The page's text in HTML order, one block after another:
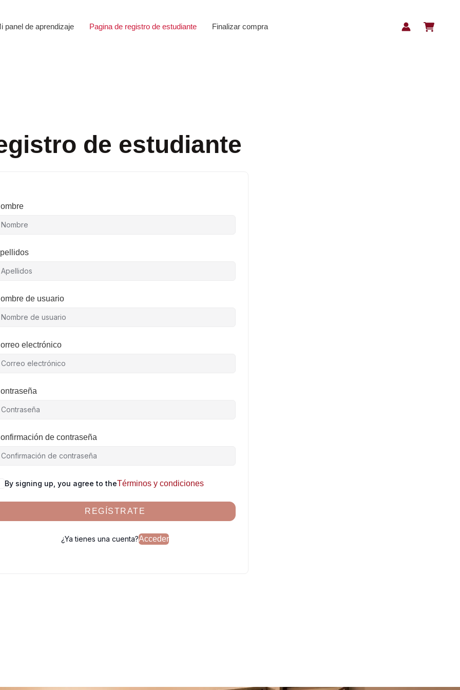
panel de aprendizaje Pagina de registro de estudiante Finalizar compra
de estudiante
de usuario
electrónico
de contraseña
By signing up, you agree to theTérminos y condiciones
REGÍSTRATE
¿Ya tienes una cuenta?Acceder